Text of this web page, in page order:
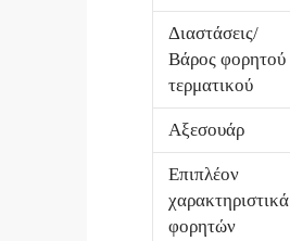
Διαστάσεις/
Βάρος φορητού
τερματικού
Αξεσουάρ
Επιπλέον
χαρακτηριστικά
φορητών